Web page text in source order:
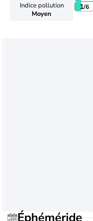
Indice pollution
Moyen
1/6
Éphéméride